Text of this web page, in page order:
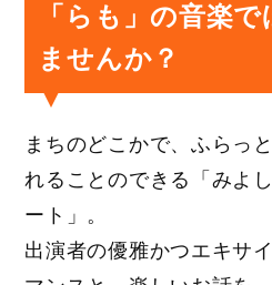
「らも」の音楽
ませんか？
まちのどこかで、ふらっ
れることのできる「みよ
ート」。
出演者の優雅かつエキサ